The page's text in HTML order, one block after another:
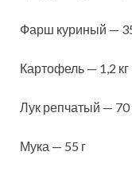
Фарш куриный —
Картофель — 1,2 кг
Лук репчатый — 70
Мука — 55 г